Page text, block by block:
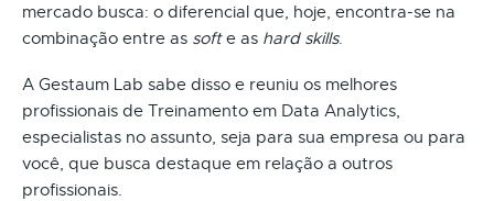
mercado busca: o diferencial que, hoje, encontra-se na
combinação entre as softe as hard skills.
A Gestaum Lab sabe disso e reuniu os melhores
profissionais de Treinamento em Data Analytics,
especialistas no assunto, seja para sua empresa ou para
você, que busca destaque em relação a outros
profissionais.